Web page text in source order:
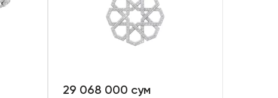
29 068 000 сум